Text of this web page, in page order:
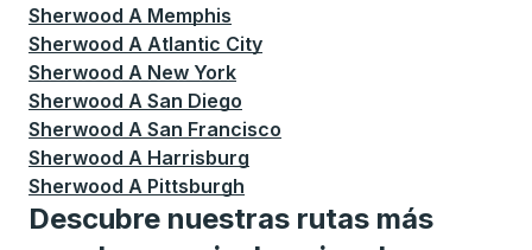
Sherwood A Memphis
Sherwood A Atlantic City
Sherwood A New York
Sherwood A San Diego
Sherwood A San Francisco
Sherwood A Harrisburg
Sherwood A Pittsburgh
Descubre nuestras rutas más